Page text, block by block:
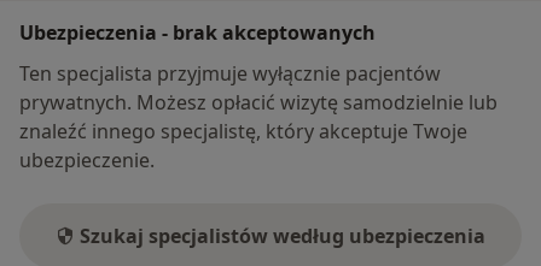
Ubezpieczenia - brak akceptowanych
Ten specjalista przyjmuje wyłącznie pacjentów
prywatnych. Możesz opłacić wizytę samodzielnie lub
znaleźć innego specjalistę, który akceptuje Twoje
ubezpieczenie.
Szukaj specjalistów według ubezpieczenia